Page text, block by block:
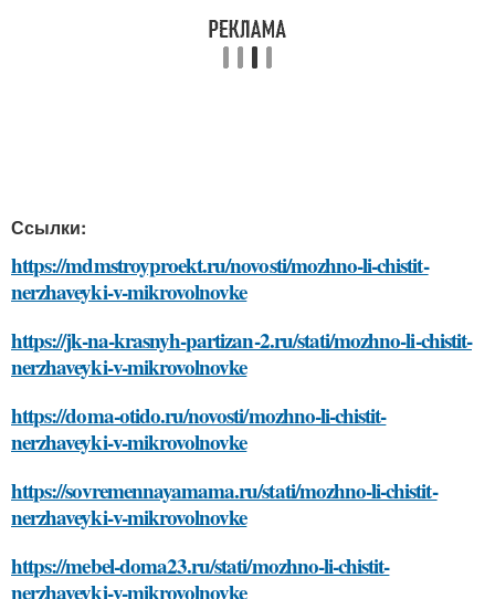
Ссылки:
https://mdmstroyproekt.ru/novosti/mozhno-li-chistit-
nerzhaveyki-v-mikrovolnovke
https://jk-na-krasnyh-partizan-2.ru/stati/mozhno-li-chistit-
nerzhaveyki-v-mikrovolnovke
https://doma-otido.ru/novosti/mozhno-li-chistit-
nerzhaveyki-v-mikrovolnovke
https://sovremennayamama.ru/stati/mozhno-li-chistit-
nerzhaveyki-v-mikrovolnovke
https://mebel-doma23.ru/stati/mozhno-li-chistit-
nerzhaveyki-v-mikrovolnovke